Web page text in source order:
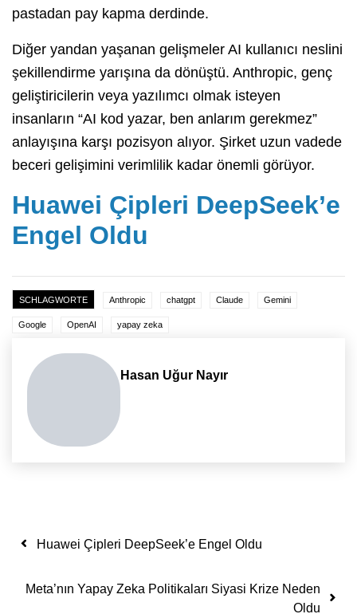
pastadan pay kapma derdinde.
Diğer yandan yaşanan gelişmeler AI kullanıcı neslini
şekillendirme yarışına da dönüştü. Anthropic, genç
geliştiricilerin veya yazılımcı olmak isteyen
insanların “AI kod yazar, ben anlarım gerekmez”
anlayışına karşı pozisyon alıyor. Şirket uzun vadede
beceri gelişimini verimlilik kadar önemli görüyor.
Huawei Çipleri DeepSeek’e
Engel Oldu
SCHLAGWORTE Anthropic chatgpt Claude Gemini
Google OpenAI yapay zeka
Hasan Uğur Nayır
Yazı dolaşımı
Huawei Çipleri DeepSeek’e Engel Oldu
Meta’nın Yapay Zeka Politikaları Siyasi Krize Neden
Oldu